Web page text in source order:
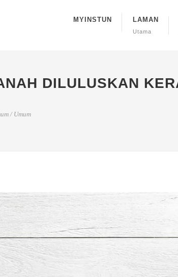
MYINSTUN LAMAN
Utama
DILULUSKAN
/ Umum